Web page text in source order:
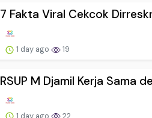
7 Fakta Viral Cekcok
1 day ago 19
RSUP M Djamil Kerja Sama
1 day ago 22